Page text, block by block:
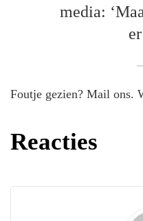
media:
Foutje gezien? Mail ons.
Reacties